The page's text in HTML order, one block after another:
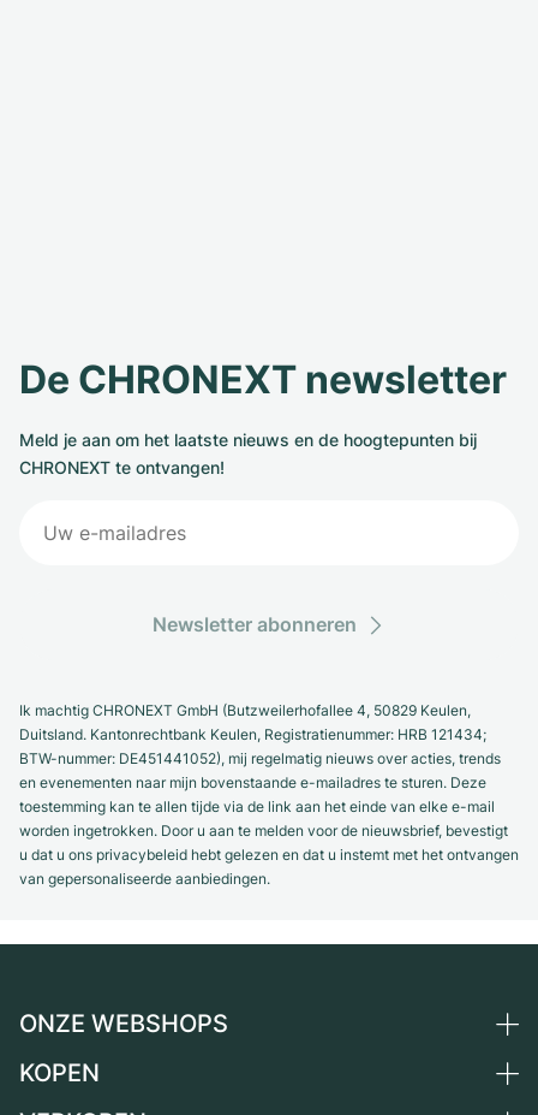
De CHRONEXT newsletter
Meld je aan om het laatste nieuws en de hoogtepunten bij
CHRONEXT te ontvangen!
Newsletter abonneren
Ik machtig CHRONEXT GmbH (Butzweilerhofallee 4, 50829 Keulen,
Duitsland. Kantonrechtbank Keulen, Registratienummer: HRB 121434;
BTW-nummer: DE451441052), mij regelmatig nieuws over acties, trends
en evenementen naar mijn bovenstaande e-mailadres te sturen. Deze
toestemming kan te allen tijde via de link aan het einde van elke e-mail
worden ingetrokken. Door u aan te melden voor de nieuwsbrief, bevestigt
u dat u ons privacybeleid hebt gelezen en dat u instemt met het ontvangen
van gepersonaliseerde aanbiedingen.
ONZE WEBSHOPS
Duitsland
KOPEN